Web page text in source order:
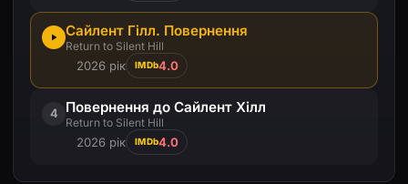
Сайлент Гілл. Повернення
Return to Silent Hill
2026 рік IMDb4.0
4 Повернення до Сайлент Хілл
Return to Silent Hill
2026 рік IMDb4.0